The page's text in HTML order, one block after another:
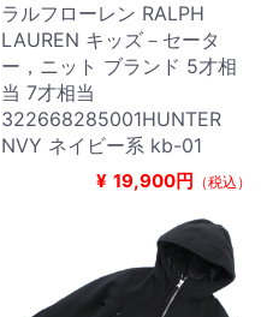
ラルフローレン RALPH
LAUREN キッズ－セータ
ー，ニット ブランド 5才相
当 7才相当
322668285001HUNTER
NVY ネイビー系 kb-01
¥ 19,900円 （税込）